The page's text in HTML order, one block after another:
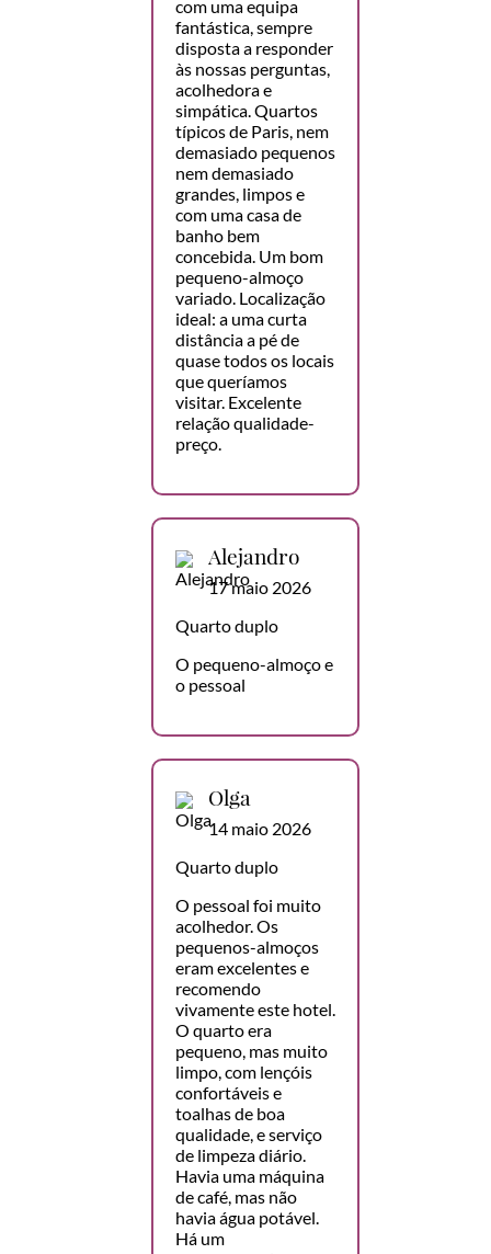
com uma equipa
fantástica, sempre
disposta a responder
às nossas perguntas,
acolhedora e
simpática. Quartos
típicos de Paris, nem
demasiado pequenos
nem demasiado
grandes, limpos e
com uma casa de
banho bem
concebida. Um bom
pequeno-almoço
variado. Localização
ideal: a uma curta
distância a pé de
quase todos os locais
que queríamos
visitar. Excelente
relação qualidade-
preço.
Alejandro
17 maio 2026
Quarto duplo
O pequeno-almoço e
o pessoal
Olga
14 maio 2026
Quarto duplo
O pessoal foi muito
acolhedor. Os
pequenos-almoços
eram excelentes e
recomendo
vivamente este hotel.
O quarto era
pequeno, mas muito
limpo, com lençóis
confortáveis e
toalhas de boa
qualidade, e serviço
de limpeza diário.
Havia uma máquina
de café, mas não
havia água potável.
Há um